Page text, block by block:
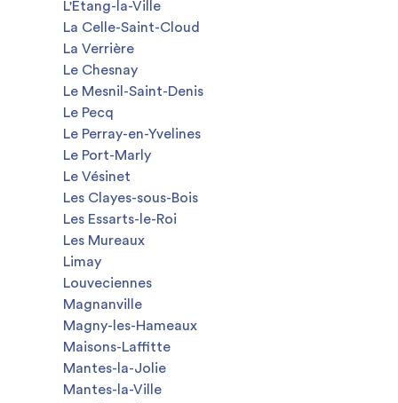
L'Étang-la-Ville
La Celle-Saint-Cloud
La Verrière
Le Chesnay
Le Mesnil-Saint-Denis
Le Pecq
Le Perray-en-Yvelines
Le Port-Marly
Le Vésinet
Les Clayes-sous-Bois
Les Essarts-le-Roi
Les Mureaux
Limay
Louveciennes
Magnanville
Magny-les-Hameaux
Maisons-Laffitte
Mantes-la-Jolie
Mantes-la-Ville